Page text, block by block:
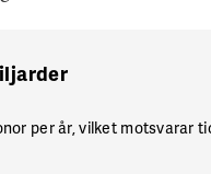
per år, vilket motsvarar